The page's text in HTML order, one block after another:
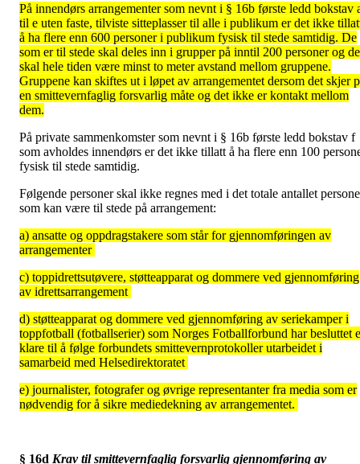
På innendørs arrangementer som nevnt i § 16b første ledd bokstav
til e uten faste, tilviste sitteplasser til alle i publikum er det ikke
å ha flere enn 600 personer i publikum fysisk til stede samtidig. De
som er til stede skal deles inn i grupper på inntil 200 personer og
skal hele tiden være minst to meter avstand mellom gruppene.
Gruppene kan skiftes ut i løpet av arrangementet dersom det skjer
en smittevernfaglig forsvarlig måte og det ikke er kontakt mellom
dem.
På private sammenkomster som nevnt i § 16b første ledd bokstav f
som avholdes innendørs er det ikke tillatt å ha flere enn 100
fysisk til stede samtidig.
Følgende personer skal ikke regnes med i det totale antallet
som kan være til stede på arrangement:
a) ansatte og oppdragstakere som står for gjennomføringen av
arrangementer
c) toppidrettsutøvere, støtteapparat og dommere ved gjennomføring
av idrettsarrangement
d) støtteapparat og dommere ved gjennomføring av seriekamper i
toppfotball (fotballserier) som Norges Fotballforbund har besluttet
klare til å følge forbundets smittevernprotokoller utarbeidet i
samarbeid med Helsedirektoratet
e) journalister, fotografer og øvrige representanter fra media som er
nødvendig for å sikre mediedekning av arrangementet.
§ 16d Krav til smittevernfaglig forsvarlig gjennomføring av